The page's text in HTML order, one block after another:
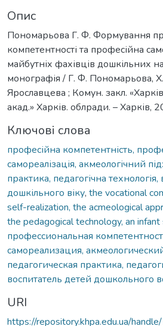
Опис
Пономарьова Г. Ф. Формування
компетентності та професійна
майбутніх фахівців дошкільних
монографія / Г. Ф. Пономарьова,
Ярославцева ; Комун. закл.
акад.» Харків. облради. – Харків,
Ключові слова
професійна компетентність,
самореалізація, акмеологічний
практика, педагогічна
дошкільного віку, the vocational
self-realization, the acmeological
the pedagogical technology, an
профессиональная
самореализация,
педагогическая практика,
воспитатель детей дошкольного
URI
https://repository.khpa.edu.ua/